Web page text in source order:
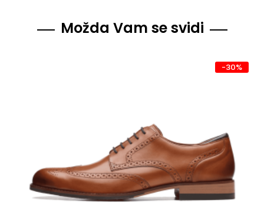
Možda Vam se svidi
-30%